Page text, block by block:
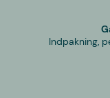
Indpakning,